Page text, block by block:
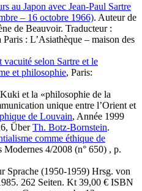
au Japon avec Jean-Paul Sartre
– 16 octobre 1966). Auteur de
de Beauvoir. Traducteur :
: L’Asiathèque – maison des
vacuité selon Sartre et le
et philosophie, Paris:
et la «philosophie de la
unique entre l’Orient et
de Louvain, Année 1999
ÜberTh. Botz-Bornstein.
comme éthique de
Modernes 4/2008 (n° 650) , p.
Sprache (1950-1959) Hrsg. von
262 Seiten. Kt 39,00 € ISBN